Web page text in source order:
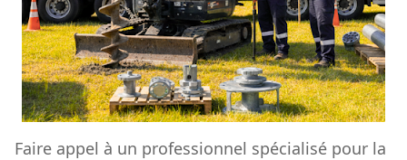
Faire appel à un professionnel spécialisé pour la